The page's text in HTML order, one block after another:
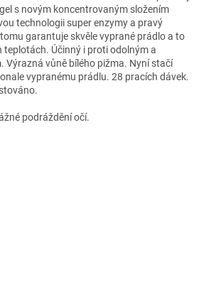
s novým koncentrovaným složením
technologii super enzymy a pravý
garantuje skvěle vyprané prádlo a to
teplotách. Účinný i proti odolným a
Výrazná vůně bílého pižma. Nyní stačí
vypranému prádlu. 28 pracích dávek.
podráždění očí.